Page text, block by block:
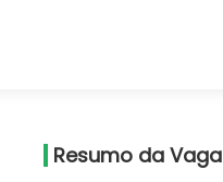
Resumo da Vaga